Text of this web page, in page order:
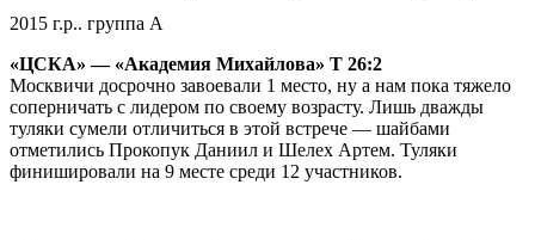
2015 г.р.. группа А
«ЦСКА» — «Академия Михайлова» Т 26:2
Москвичи досрочно завоевали 1 место, ну а нам пока тяжело
соперничать с лидером по своему возрасту. Лишь дважды
туляки сумели отличиться в этой встрече — шайбами
отметились Прокопук Даниил и Шелех Артем. Туляки
финишировали на 9 месте среди 12 участников.